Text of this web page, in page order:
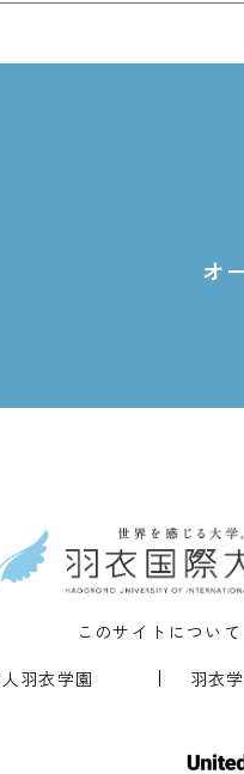
オ
このサイトについて
羽衣学園
羽衣